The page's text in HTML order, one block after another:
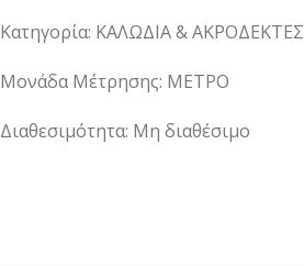
Κατηγορία: ΚΑΛΩΔΙΑ & ΑΚΡΟΔΕΚΤΕΣ
Μονάδα Μέτρησης: ΜΕΤΡΟ
Διαθεσιμότητα: Μη διαθέσιμο